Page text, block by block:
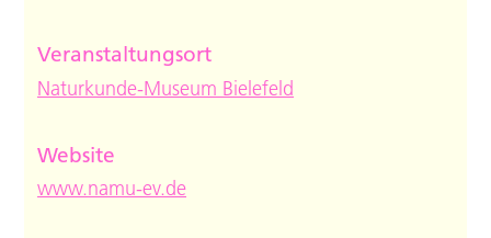
Veranstaltungsort
Naturkunde-Museum Bielefeld
Website
www.namu-ev.de